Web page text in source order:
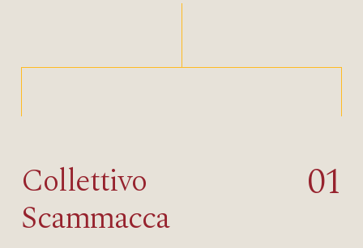
Collettivo
Scammacca
01